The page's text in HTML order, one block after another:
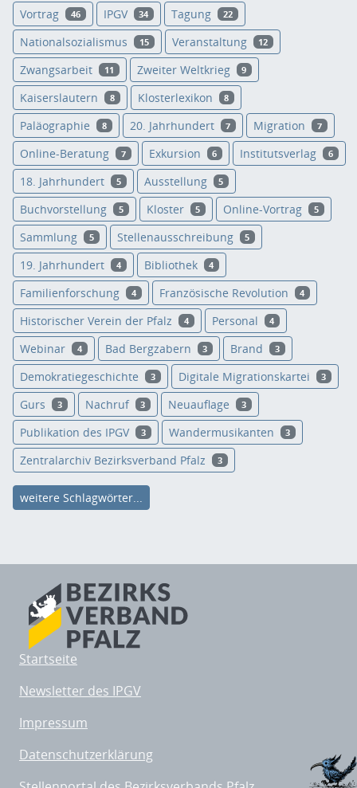
Vortrag 46 IPGV 34 Tagung 22
Nationalsozialismus 15 Veranstaltung 12
Zwangsarbeit 11 Zweiter Weltkrieg 9
Kaiserslautern 8 Klosterlexikon 8
Paläographie 8 20. Jahrhundert 7 Migration 7
Online-Beratung 7 Exkursion 6 Institutsverlag 6
18. Jahrhundert 5 Ausstellung 5
Buchvorstellung 5 Kloster 5 Online-Vortrag 5
Sammlung 5 Stellenausschreibung 5
19. Jahrhundert 4 Bibliothek 4
Familienforschung 4 Französische Revolution 4
Historischer Verein der Pfalz 4 Personal 4
Webinar 4 Bad Bergzabern 3 Brand 3
Demokratiegeschichte 3 Digitale Migrationskartei 3
Gurs 3 Nachruf 3 Neuauflage 3
Publikation des IPGV 3 Wandermusikanten 3
Zentralarchiv Bezirksverband Pfalz 3
weitere Schlagwörter...
Startseite
Newsletter des IPGV
Impressum
Datenschutzerklärung